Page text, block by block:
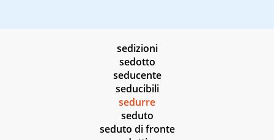
sedizioni
sedotto
seducente
seducibili
sedurre
seduto
seduto di fronte